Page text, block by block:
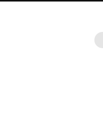
dead so straight